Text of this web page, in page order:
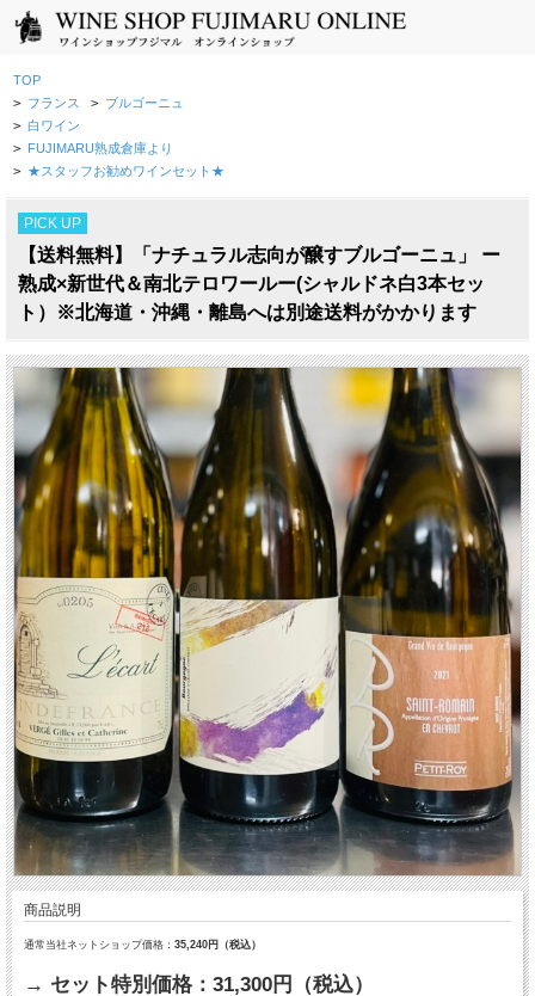
TOP
> フランス > ブルゴーニュ
> 白ワイン
> FUJIMARU熟成倉庫より
> ★スタッフお勧めワインセット★
PICK UP
【送料無料】「ナチュラル志向が醸すブルゴーニュ」 ー
熟成×新世代＆南北テロワールー(シャルドネ白3本セッ
ト）※北海道・沖縄・離島へは別途送料がかかります
商品説明
通常当社ネットショップ価格： 35,240円（税込）
→ セット特別価格：31,300円（税込）